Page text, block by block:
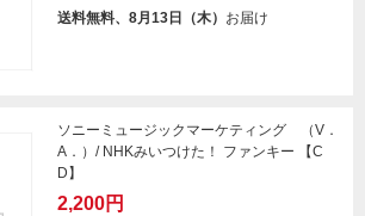
送料無料、8月13日（木） お届け
ソニーミュージックマーケティング （V．
A．）/ NHKみいつけた！ ファンキー 【C
D】
2,200円